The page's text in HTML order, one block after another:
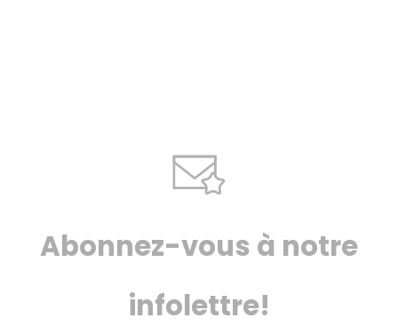
Abonnez-vous à notre
infolettre!